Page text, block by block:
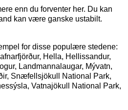
enn du forventer her. Du kan
kan være ganske ustabilt.
for disse populære stedene:
Hella, Hellissandur,
Landmannalaugar, Mývatn,
Snæfellsjökull National Park,
Vatnajökull National Park,